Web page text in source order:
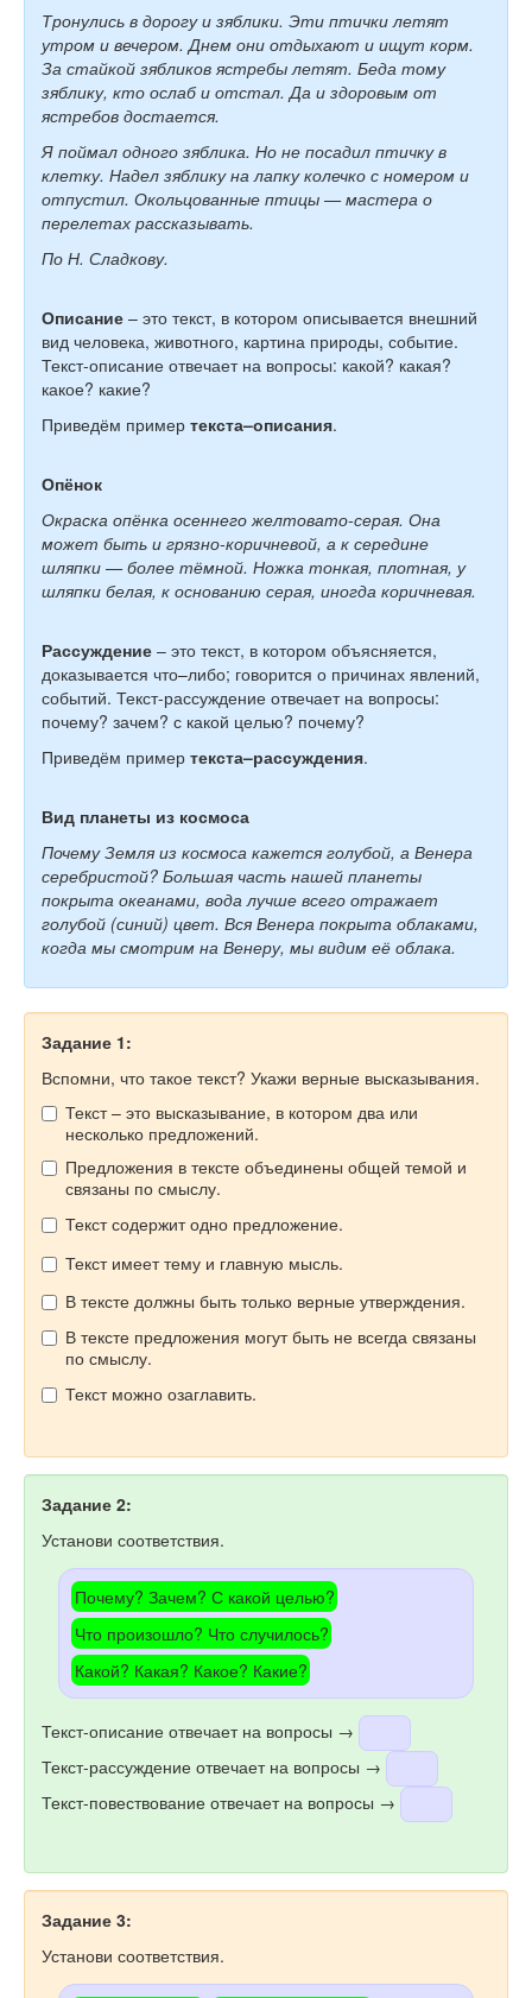
Тронулись в дорогу и зяблики. Эти птички летят
утром и вечером. Днем они отдыхают и ищут корм.
За стайкой зябликов ястребы летят. Беда тому
зяблику, кто ослаб и отстал. Да и здоровым от
ястребов достается.
Я поймал одного зяблика. Но не посадил птичку в
клетку. Надел зяблику на лапку колечко с номером и
отпустил. Окольцованные птицы — мастера о
перелетах рассказывать.
По Н. Сладкову.
Описание – это текст, в котором описывается внешний
вид человека, животного, картина природы, событие.
Текст-описание отвечает на вопросы: какой? какая?
какое? какие?
Приведём пример текста–описания.
Опёнок
Окраска опёнка осеннего желтовато-серая. Она
может быть и грязно-коричневой, а к середине
шляпки — более тёмной. Ножка тонкая, плотная, у
шляпки белая, к основанию серая, иногда коричневая.
Рассуждение – это текст, в котором объясняется,
доказывается что–либо; говорится о причинах явлений,
событий. Текст-рассуждение отвечает на вопросы:
почему? зачем? с какой целью? почему?
Приведём пример текста–рассуждения.
Вид планеты из космоса
Почему Земля из космоса кажется голубой, а Венера
серебристой? Большая часть нашей планеты
покрыта океанами, вода лучше всего отражает
голубой (синий) цвет. Вся Венера покрыта облаками,
когда мы смотрим на Венеру, мы видим её облака.
Задание 1:
Вспомни, что такое текст? Укажи верные высказывания.
Текст – это высказывание, в котором два или
несколько предложений.
Предложения в тексте объединены общей темой и
связаны по смыслу.
Текст содержит одно предложение.
Текст имеет тему и главную мысль.
В тексте должны быть только верные утверждения.
В тексте предложения могут быть не всегда связаны
по смыслу.
Текст можно озаглавить.
Задание 2:
Установи соответствия.
Почему? Зачем? С какой целью?
Что произошло? Что случилось?
Какой? Какая? Какое? Какие?
Текст-описание отвечает на вопросы →
Текст-рассуждение отвечает на вопросы →
Текст-повествование отвечает на вопросы →
Задание 3:
Установи соответствия.